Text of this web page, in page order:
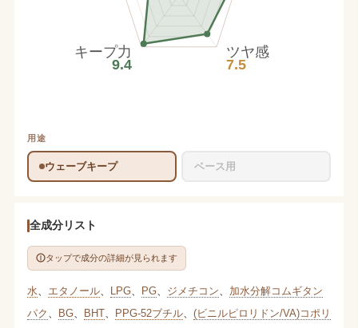
ツヤ感
7.5
キープ力
9.4
用途
ウェーブキープ ベース用
全成分リスト
タップで成分の詳細が見られます
水 エタノール、 LPG、 PG、 ジメチコン
加水分解コムギタン
パク
BG、 BHT、 PPG-52ブチル、 (ビニルピロリドン/VA)コポリ